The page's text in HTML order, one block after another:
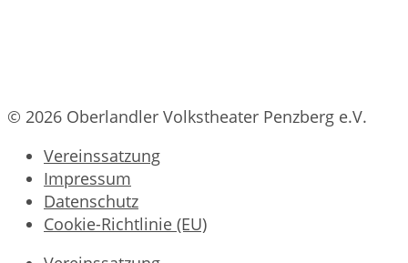
© 2026 Oberlandler Volkstheater Penzberg e.V.
Vereinssatzung
Impressum
Datenschutz
Cookie-Richtlinie (EU)